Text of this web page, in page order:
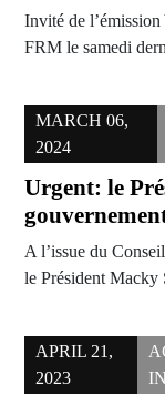
Invité de
FRM le samedi
MARCH 06,
2024
Urgent: le
A l’issue du
le Président Macky
APRIL 21,
2023